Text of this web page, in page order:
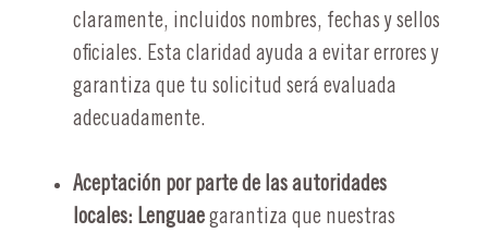
claramente, incluidos nombres, fechas y sellos
oficiales. Esta claridad ayuda a evitar errores y
garantiza que tu solicitud será evaluada
adecuadamente.
Aceptación por parte de las autoridades
locales: Lenguae garantiza que nuestras